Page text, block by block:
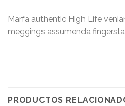
Marfa authentic High Life
meggings assumenda
PRODUCTOS